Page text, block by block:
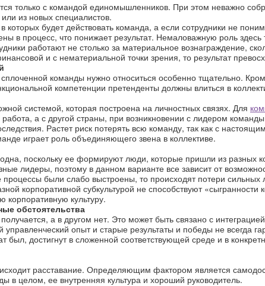
только с командой единомышленников. При этом неважно
из новых специалистов.
будет действовать команда, а если сотрудники не
в процесс, что понижает результат. Немаловажную роль здесь
работают не столько за материальное вознаграждение,
и с нематериальной точки зрения, то результат
команды нужно относиться особенно тщательно.
компетенции претенденты должны влиться в
системой, которая построена на личностных связях. Для
а с другой страны, при возникновении с лидером
Растет риск потерять всю команду, так как с
играет роль объединяющего звена в коллективе.
поскольку ее формируют люди, которые пришли из разных
лидеры, поэтому в данном варианте все зависит от
были слабо выстроены, то происходят потери сильных
корпоративной субкультурой не способствуют «сыгранности
корпоративную культуру.
обстоятельства
а в другом нет. Это может быть связано с
опыт и старые результаты и победы не всегда
был, достигнут в сложенной соответствующей среде и в
расставание. Определяющим фактором является
в целом, ее внутренняя культура и хороший руководитель.